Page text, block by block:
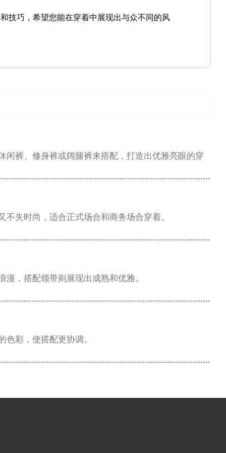
技巧，希望您能在穿着中展现出与众不同的风
裤、修身裤或阔腿裤来搭配，打造出优雅亮眼的穿
失时尚，适合正式场合和商务场合穿着。
，搭配领带则展现出成熟和优雅。
彩，使搭配更协调。